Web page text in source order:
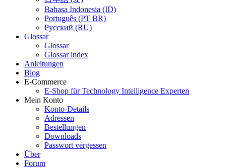
Bahasa Indonesia (ID)
Português (PT BR)
Pусский (RU)
Glossar
Glossar
Glossar index
Anleitungen
Blog
E-Commerce
E-Shop für Technology Intelligence Experten
Mein Konto
Konto-Details
Adressen
Bestellungen
Downloads
Passwort vergessen
Über
Forum